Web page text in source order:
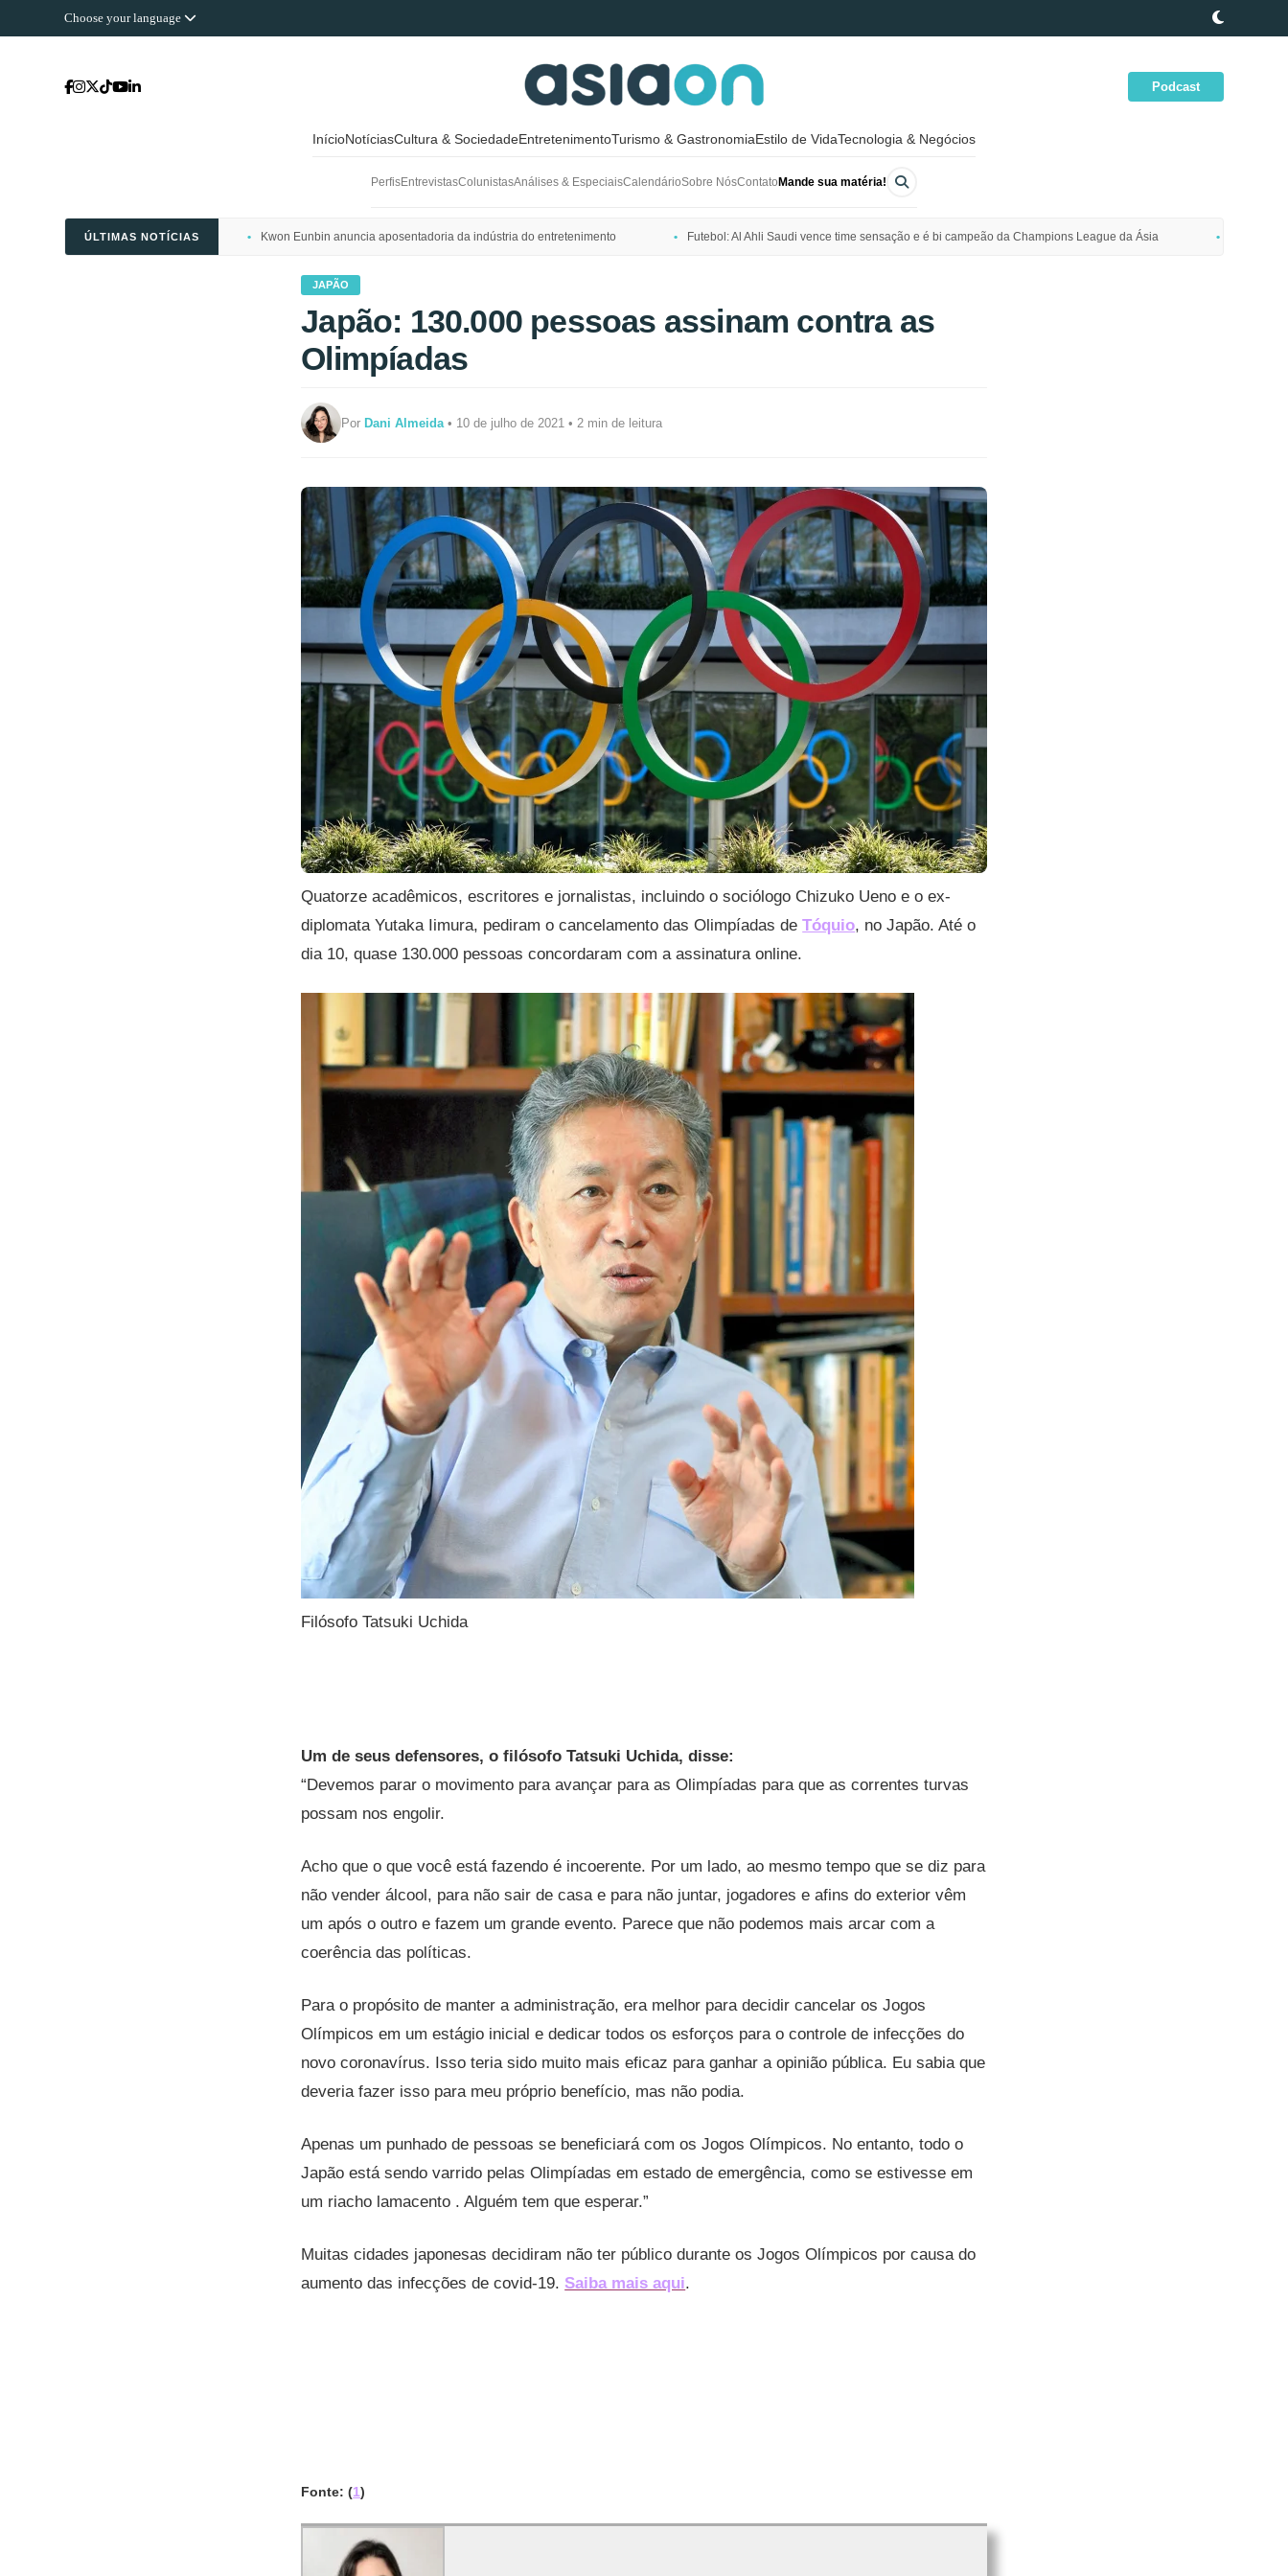
Choose your language
Podcast
InícioNotíciasCultura & SociedadeEntretenimentoTurismo & GastronomiaEstilo de VidaTecnologia & Negócios
PerfisEntrevistasColunistasAnálises & EspeciaisCalendárioSobre NósContato Mande sua matéria!
ÚLTIMAS NOTÍCIAS Kwon Eunbin anuncia aposentadoria da indústria do entretenimento Futebol: Al Ahli Saudi vence time sensação e é bi campeão da Champions League da Ásia
JAPÃO
Japão: 130.000 pessoas assinam contra as
Olimpíadas
PorDani Almeida • 10 de julho de 2021 • 2 min de leitura
Quatorze acadêmicos, escritores e jornalistas, incluindo o sociólogo Chizuko Ueno e o ex-
diplomata Yutaka Iimura, pediram o cancelamento das Olimpíadas deTóquio, no Japão. Até o
dia 10, quase 130.000 pessoas concordaram com a assinatura online.
Filósofo Tatsuki Uchida
Um de seus defensores, o filósofo Tatsuki Uchida, disse:
“Devemos parar o movimento para avançar para as Olimpíadas para que as correntes turvas
possam nos engolir.
Acho que o que você está fazendo é incoerente. Por um lado, ao mesmo tempo que se diz para
não vender álcool, para não sair de casa e para não juntar, jogadores e afins do exterior vêm
um após o outro e fazem um grande evento. Parece que não podemos mais arcar com a
coerência das políticas.
Para o propósito de manter a administração, era melhor para decidir cancelar os Jogos
Olímpicos em um estágio inicial e dedicar todos os esforços para o controle de infecções do
novo coronavírus. Isso teria sido muito mais eficaz para ganhar a opinião pública. Eu sabia que
deveria fazer isso para meu próprio benefício, mas não podia.
Apenas um punhado de pessoas se beneficiará com os Jogos Olímpicos. No entanto, todo o
Japão está sendo varrido pelas Olimpíadas em estado de emergência, como se estivesse em
um riacho lamacento . Alguém tem que esperar.”
Muitas cidades japonesas decidiram não ter público durante os Jogos Olímpicos por causa do
aumento das infecções de covid-19.Saiba mais aqui.
Fonte: (1)